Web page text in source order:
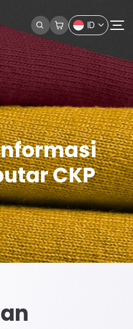
ID
CKP